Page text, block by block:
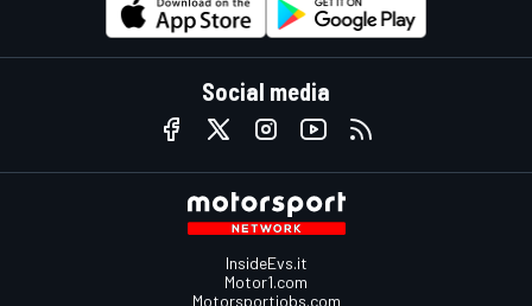
Social media
InsideEvs.it
Motor1.com
Motorsportjobs.com